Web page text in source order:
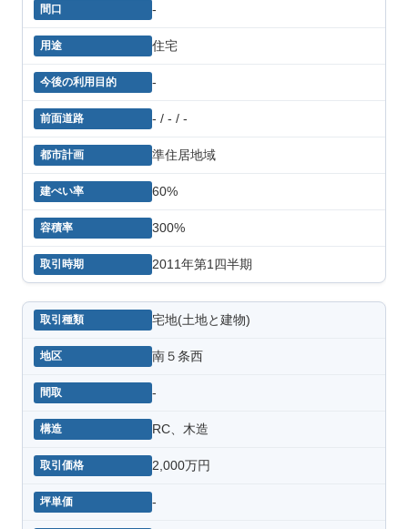
-
住宅
-
- / - / -
準住居地域
60%
300%
2011年第1四半期
宅地(土地と建物)
南５条西
-
RC、木造
2,000万円
-